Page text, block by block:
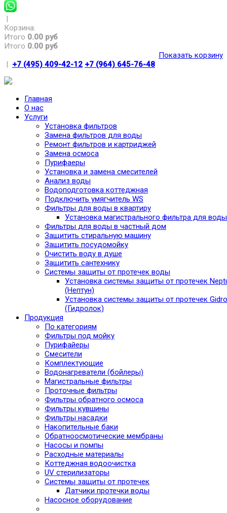
|
Корзина:
Итого 0.00 руб
Итого 0.00 руб
Показать корзину
| +7 (495) 409-42-12 +7 (964) 645-76-48
Главная
О нас
Услуги
Установка фильтров
Замена фильтров для воды
Ремонт фильтров и картриджей
Замена осмоса
Пурифаеры
Установка и замена смесителей
Анализ воды
Водоподготовка коттеджная
Подключить умягчитель WS
Фильтры для воды в квартиру
Установка магистрального фильтра для воды
Фильтры для воды в частный дом
Защитить стиральную машину
Защитить посудомойку
Очистить воду в душе
Защитить сантехнику
Системы защиты от протечек воды
Установка системы защиты от протечек
(Нептун)
Установка системы защиты от протечек
(Гидролок)
Продукция
По категориям
Фильтры под мойку
Пурифайеры
Смесители
Комплектующие
Водонагреватели (бойлеры)
Магистральные фильтры
Проточные фильтры
Фильтры обратного осмоса
Фильтры кувшины
Фильтры насадки
Накопительные баки
Обратноосмотические мембраны
Насосы и помпы
Расходные материалы
Коттеджная водоочистка
UV стерилизаторы
Системы защиты от протечек
Датчики протечки воды
Насосное оборудование